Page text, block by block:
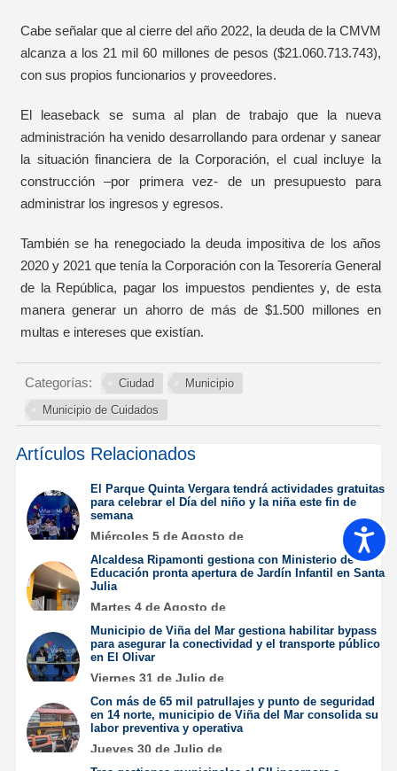
Cabe señalar que al cierre del año 2022, la deuda de la CMVM
alcanza a los 21 mil 60 millones de pesos ($21.060.713.743),
con sus propios funcionarios y proveedores.
El leaseback se suma al plan de trabajo que la nueva
administración ha venido desarrollando para ordenar y sanear
la situación financiera de la Corporación, el cual incluye la
construcción –por primera vez- de un presupuesto para
administrar los ingresos y egresos.
También se ha renegociado la deuda impositiva de los años
2020 y 2021 que tenía la Corporación con la Tesorería General
de la República, pagar los impuestos pendientes y, de esta
manera generar un ahorro de más de $1.500 millones en
multas e intereses que existían.
Categorías: Ciudad
Municipio
Municipio de Cuidados
Artículos Relacionados
El Parque Quinta Vergara tendrá actividades gratuitas
para celebrar el Día del niño y la niña este fin de
semana
Miércoles 5 de Agosto de
Alcaldesa Ripamonti gestiona con Ministerio de
Educación pronta apertura de Jardín Infantil en Santa
Julia
Martes 4 de Agosto de
Municipio de Viña del Mar gestiona habilitar bypass
para asegurar la conectividad y el transporte público
en El Olivar
Viernes 31 de Julio de
Con más de 65 mil patrullajes y punto de seguridad
en 14 norte, municipio de Viña del Mar consolida su
labor preventiva y operativa
Jueves 30 de Julio de